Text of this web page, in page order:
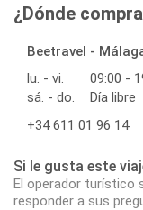
¿Dónde
Beetravel -
lu. - vi.
09:00 -
sá. - do.
Día libre
+34 611 01 96 14
Si le gusta este
El operador turístico
responder a sus